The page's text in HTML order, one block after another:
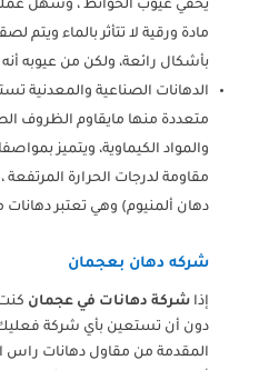
يخفي عيوب الحوائط ، وسهل
مادة ورقية لا تتأثر بالماء ويتم
بأشكال رائعة، ولكن من عيوبه
الدهانات الصناعية والمعدنية
متعددة منها مايقاوم الظروف
والمواد الكيماوية، ويتميز
مقاومة لدرجات الحرارة
دهان ألمنيوم) وهي تعتبر دهانات
شركه دهان بعجمان
إذا شركة دهانات في عجمان
دون أن تستعين بأي شركة فعليك
المقدمة من مقاول دهانات راس